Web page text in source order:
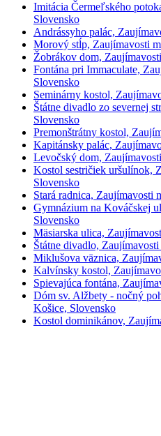
Imitácia Čermeľského
Slovensko
Andrássyho palác,
Morový stĺp, Zaujímavosti
Žobrákov dom,
Fontána pri Immaculate,
Slovensko
Seminárny kostol,
Štátne divadlo zo severnej
Slovensko
Premonštrátny kostol,
Kapitánsky palác,
Levočský dom,
Kostol sestričiek uršulínok,
Slovensko
Stará radnica, Zaujímavosti
Gymnázium na Kováčskej
Slovensko
Mäsiarska ulica,
Štátne divadlo,
Miklušova väznica,
Kalvínsky kostol,
Spievajúca fontána,
Dóm sv. Alžbety - nočný
Košice, Slovensko
Kostol dominikánov,